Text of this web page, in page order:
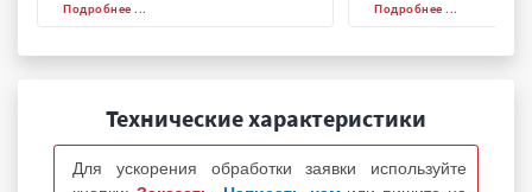
Подробнее ... Подробнее ...
Технические характеристики
Для ускорения обработки заявки используйте